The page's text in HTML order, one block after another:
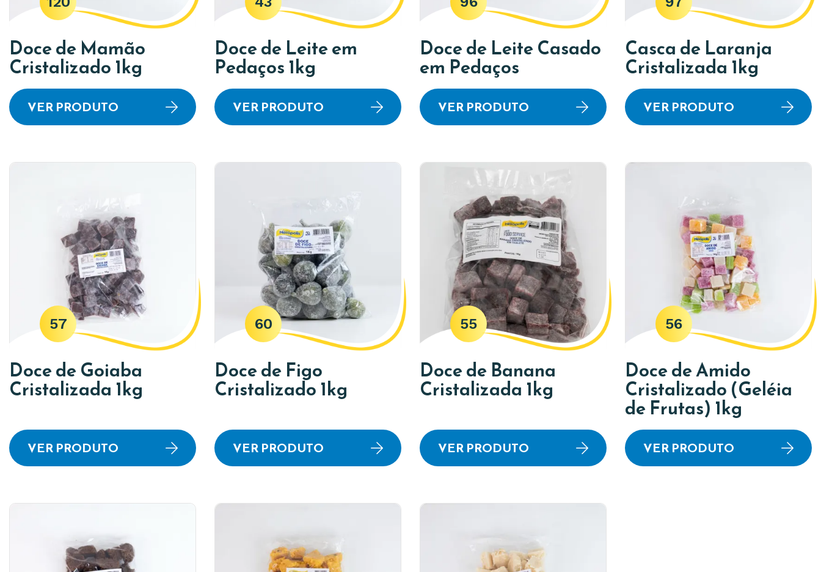
Doce de Mamão
Cristalizado 1kg
VER PRODUTO
Doce de Leite em
Pedaços 1kg
VER PRODUTO
Doce de Leite Casado
em Pedaços
VER PRODUTO
Casca de Laranja
Cristalizada 1kg
VER PRODUTO
57
Doce de Goiaba
Cristalizada 1kg
VER PRODUTO
60
Doce de Figo
Cristalizado 1kg
VER PRODUTO
55
Doce de Banana
Cristalizada 1kg
VER PRODUTO
56
Doce de Amido
Cristalizado (Geléia
de Frutas) 1kg
VER PRODUTO